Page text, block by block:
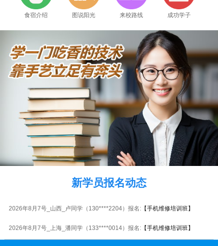
食宿介绍 图说阳光 来校路线 成功学子
新学员报名动态
2026年8月7号_山西_李同学（154****1386）报名: 【手机维修培训班】
2026年8月7号_北京_代同学（180****6166）报名: 【手机维修培训班】
2026年8月7号_江西_卢同学（132****4302）报名: 【手机维修培训班】
2026年8月7号_广东_王同学（138****1678）报名: 【手机维修培训班】
2026年8月7号_福建_陈同学（132****2588）报名:【手机维修培训班】
2026年8月7号_湖北_刘同学（150****4933）报名:【手机维修培训班】
2026年8月7号_山西_卢同学（130****2204）报名: 【手机维修培训班】
2026年8月7号_上海_潘同学（133****0014）报名: 【手机维修培训班】